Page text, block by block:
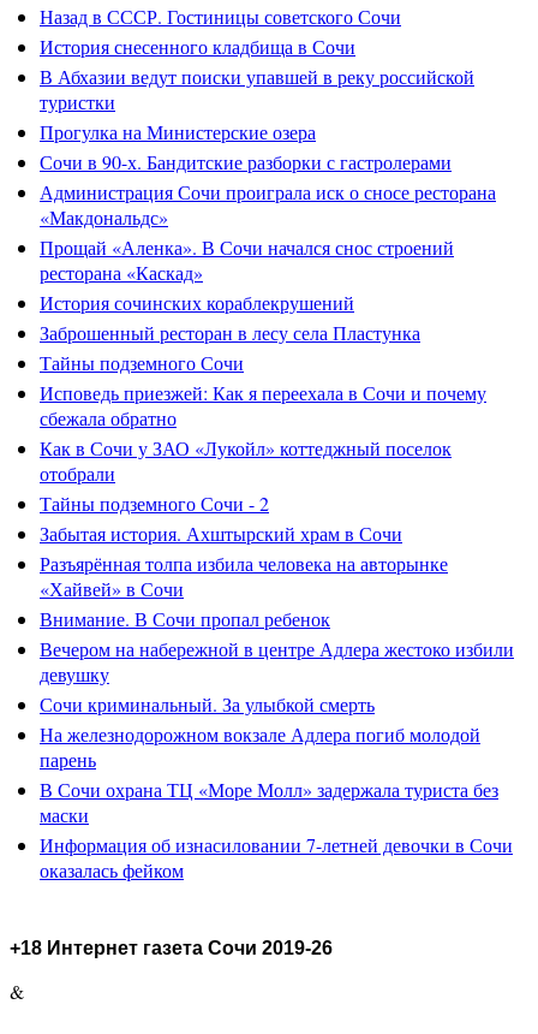
Назад в СССР. Гостиницы советского Сочи
История снесенного кладбища в Сочи
В Абхазии ведут поиски упавшей в реку российской
туристки
Прогулка на Министерские озера
Сочи в 90-х. Бандитские разборки с гастролерами
Администрация Сочи проиграла иск о сносе ресторана
«Макдональдс»
Прощай «Аленка». В Сочи начался снос строений
ресторана «Каскад»
История сочинских кораблекрушений
Заброшенный ресторан в лесу села Пластунка
Тайны подземного Сочи
Исповедь приезжей: Как я переехала в Сочи и почему
сбежала обратно
Как в Сочи у ЗАО «Лукойл» коттеджный поселок
отобрали
Тайны подземного Сочи - 2
Забытая история. Ахштырский храм в Сочи
Разъярённая толпа избила человека на авторынке
«Хайвей» в Сочи
Внимание. В Сочи пропал ребенок
Вечером на набережной в центре Адлера жестоко избили
девушку
Сочи криминальный. За улыбкой смерть
На железнодорожном вокзале Адлера погиб молодой
парень
В Сочи охрана ТЦ «Море Молл» задержала туриста без
маски
Информация об изнасиловании 7-летней девочки в Сочи
оказалась фейком
+18 Интернет газета Сочи 2019-26
&